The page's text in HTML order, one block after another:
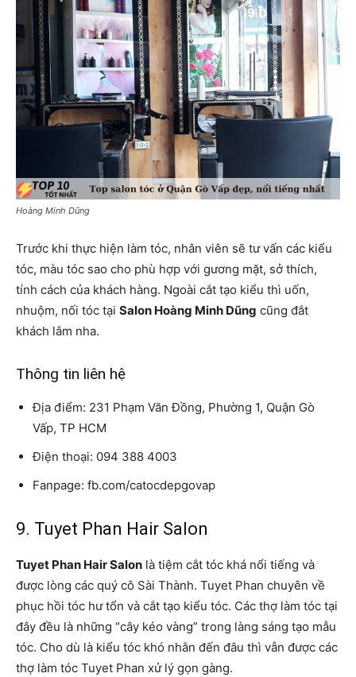
Hoàng Minh Dũng
Trước khi thực hiện làm tóc, nhân viên sẽ tư vấn các kiểu
tóc, màu tóc sao cho phù hợp với gương mặt, sở thích,
tính cách của khách hàng. Ngoài cắt tạo kiểu thì uốn,
nhuộm, nối tóc tại Salon Hoàng Minh Dũng cũng đắt
khách lắm nha.
Thông tin liên hệ
Địa điểm: 231 Phạm Văn Đồng, Phường 1, Quận Gò
Vấp, TP HCM
Điện thoại: 094 388 4003
Fanpage: fb.com/catocdepgovap
9. Tuyet Phan Hair Salon
Tuyet Phan Hair Salon là tiệm cắt tóc khá nổi tiếng và
được lòng các quý cô Sài Thành. Tuyet Phan chuyên về
phục hồi tóc hư tổn và cắt tạo kiểu tóc. Các thợ làm tóc tại
đây đều là những “cây kéo vàng” trong làng sáng tạo mẫu
tóc. Cho dù là kiểu tóc khó nhằn đến đâu thì vẫn được các
thợ làm tóc Tuyet Phan xử lý gọn gàng.